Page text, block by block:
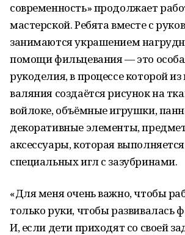
современность» продолжает
мастерской. Ребята вместе с
занимаются украшением
помощи фильцевания — это
рукоделия, в процессе которой
валяния создаётся рисунок на
войлоке, объёмные игрушки,
декоративные элементы,
аксессуары, которая
специальных игл с зазубринами.
«Для меня очень важно, чтобы
только руки, чтобы развивалась
И, если дети приходят со своей